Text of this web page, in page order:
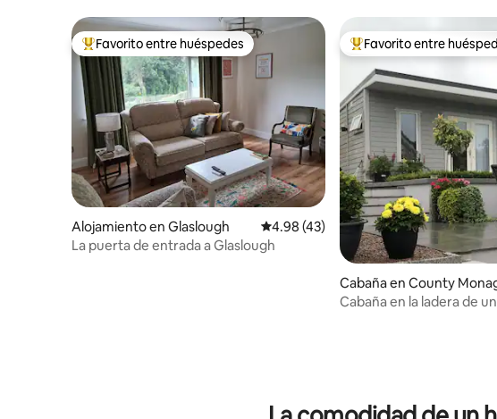
Favorito entre huéspedes preferido
Favorito entre huéspedes
Alojamiento en Glaslough Calificación promedio: 4.98 de 5, 43
4.98 (43)
La puerta de entrada a Glaslough
Favorito entre
Favorito entre
Cabaña en County
n
Cabaña en la ladera de